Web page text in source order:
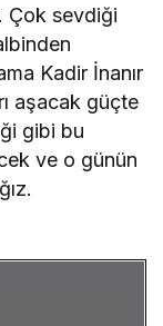
Çok sevdiği
Kadir İnanır
aşacak güçte
gibi bu
ve o günün